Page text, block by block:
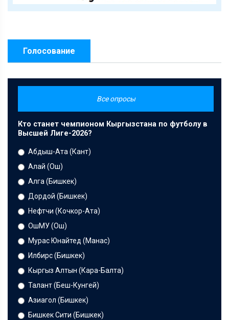
Голосование
Все опросы
Кто станет чемпионом Кыргызстана по футболу в
Высшей Лиге-2026?
Абдыш-Ата (Кант)
Алай (Ош)
Алга (Бишкек)
Дордой (Бишкек)
Нефтчи (Кочкор-Ата)
ОшМУ (Ош)
Мурас Юнайтед (Манас)
Илбирс (Бишкек)
Кыргыз Алтын (Кара-Балта)
Талант (Беш-Кунгей)
Азиагол (Бишкек)
Бишкек Сити (Бишкек)